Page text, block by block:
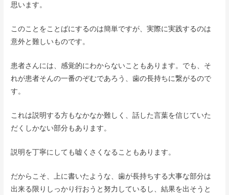
思います。
このことをことばにするのは簡単ですが、実際に実践するのは
意外と難しいものです。
患者さんには、感覚的にわからないこともあります。でも、そ
れが患者そんの一番のぞむであろう、歯の長持ちに繋がるので
す。
これは説明する方もなかなか難しく、話した言葉を信じていた
だくしかない部分もあります。
説明を丁寧にしても嘘くさくなることもあります。
だからこそ、上に書いたような、歯が長持ちする大事な部分は
出来る限りしっかり行おうと努力しているし、結果を出そうと